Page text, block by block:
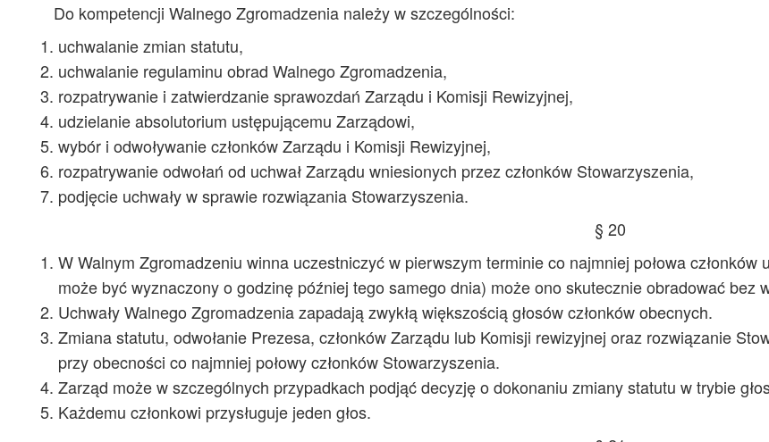
Do kompetencji Walnego Zgromadzenia należy w szczególności:
uchwalanie zmian statutu,
uchwalanie regulaminu obrad Walnego Zgromadzenia,
rozpatrywanie i zatwierdzanie sprawozdań Zarządu i Komisji Rewizyjnej,
udzielanie absolutorium ustępującemu Zarządowi,
wybór i odwoływanie członków Zarządu i Komisji Rewizyjnej,
rozpatrywanie odwołań od uchwał Zarządu wniesionych przez członków Stowarzyszenia,
podjęcie uchwały w sprawie rozwiązania Stowarzyszenia.
§ 20
W Walnym Zgromadzeniu winna uczestniczyć w pierwszym terminie co najmniej połowa
może być wyznaczony o godzinę później tego samego dnia) może ono skutecznie obradować bez
Uchwały Walnego Zgromadzenia zapadają zwykłą większością głosów członków obecnych.
Zmiana statutu, odwołanie Prezesa, członków Zarządu lub Komisji rewizyjnej oraz rozwiązanie
przy obecności co najmniej połowy członków Stowarzyszenia.
Zarząd może w szczególnych przypadkach podjąć decyzję o dokonaniu zmiany statutu w trybie
Każdemu członkowi przysługuje jeden głos.